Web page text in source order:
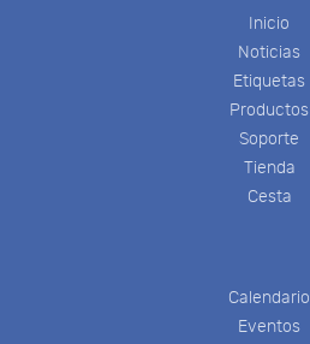
Inicio
Noticias
Etiquetas
Productos
Soporte
Tienda
Cesta
Calendario
Eventos